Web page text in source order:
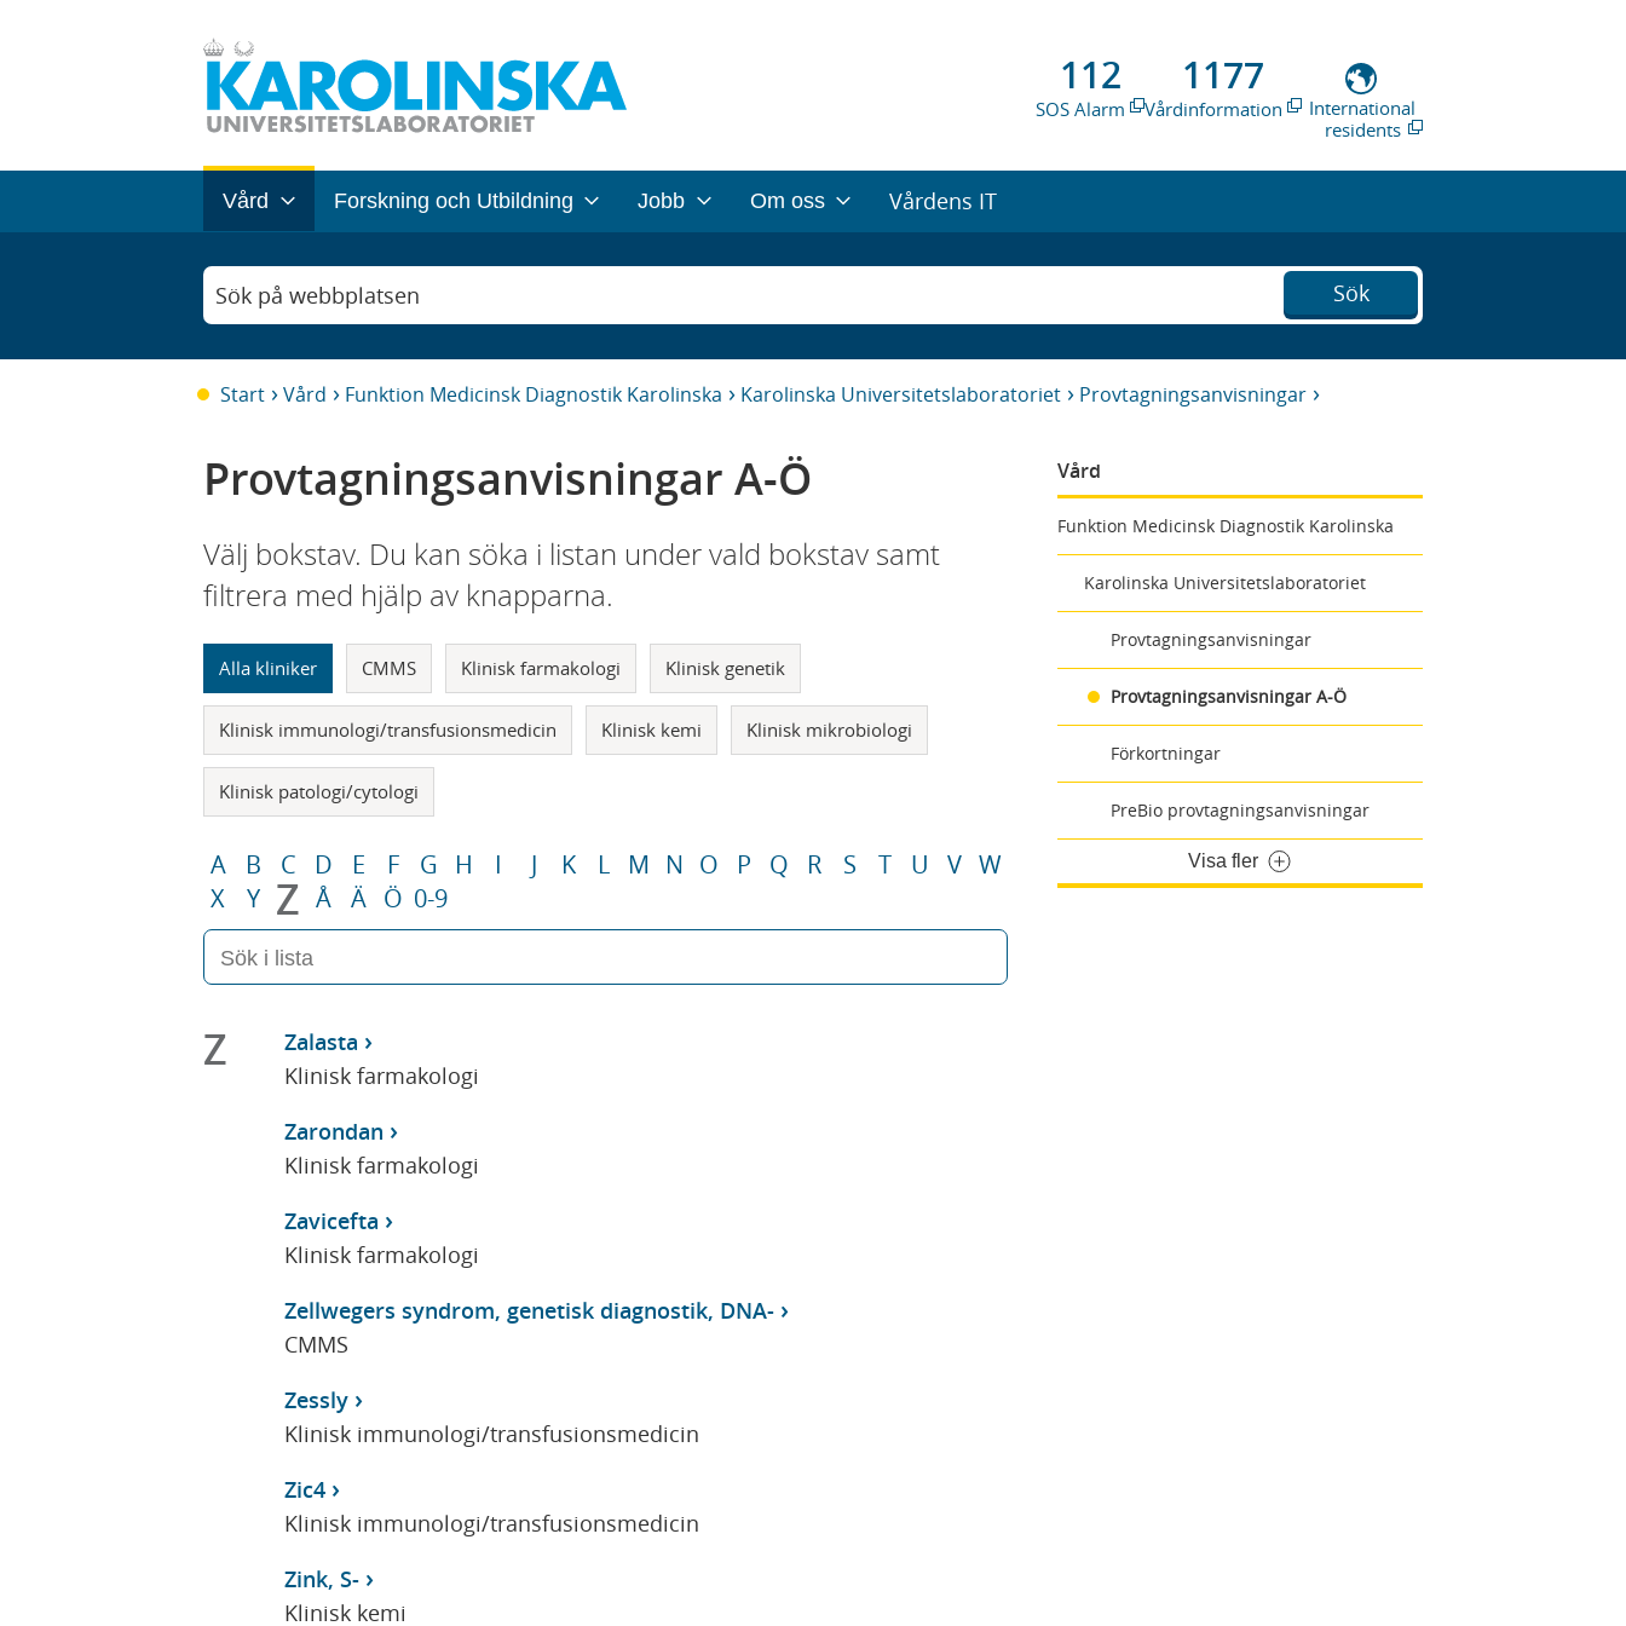
112
SOS Alarm
1177
Vårdinformation
International
residents
Vård Forskning och Utbildning Jobb Om oss Vårdens IT
Sök på webbplatsen Sök
Start Vård Funktion Medicinsk Diagnostik Karolinska Karolinska Universitetslaboratoriet Provtagningsanvisningar
Vård
Funktion Medicinsk Diagnostik Karolinska
Karolinska Universitetslaboratoriet
Provtagningsanvisningar
Provtagningsanvisningar A-Ö
Förkortningar
PreBio provtagningsanvisningar
Visa fler
Provtagningsanvisningar A-Ö
Välj bokstav. Du kan söka i listan under vald bokstav samt
filtrera med hjälp av knapparna.
Alla kliniker CMMS Klinisk farmakologi Klinisk genetik
Klinisk immunologi/transfusionsmedicin Klinisk kemi Klinisk mikrobiologi
Klinisk patologi/cytologi
A B C D E F G H I J K L M N O P Q R S T U V W
X
Y Z Å Ä Ö 0-9
Z
Zalasta
Klinisk farmakologi
Zarondan
Klinisk farmakologi
Zavicefta
Klinisk farmakologi
Zellwegers syndrom, genetisk diagnostik, DNA-
CMMS
Zessly
Klinisk immunologi/transfusionsmedicin
Zic4
Klinisk immunologi/transfusionsmedicin
Zink, S-
Klinisk kemi